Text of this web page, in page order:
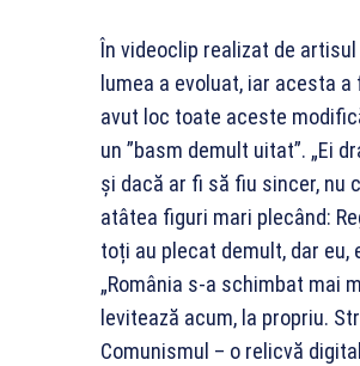
În videoclip realizat de
lumea a evoluat, iar acesta
avut loc toate aceste
un ”basm demult uitat”. „Ei
și dacă ar fi să fiu sincer, nu
atâtea figuri mari plecând:
toți au plecat demult, dar eu,
„România s-a schimbat mai
levitează acum, la propriu.
Comunismul – o relicvă